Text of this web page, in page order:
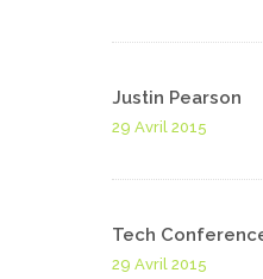
Justin Pearson
29 Avril 2015
Tech
29 Avril 2015